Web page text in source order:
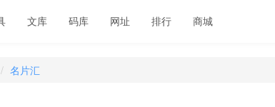
文库 码库 网址 排行 商城
名片汇